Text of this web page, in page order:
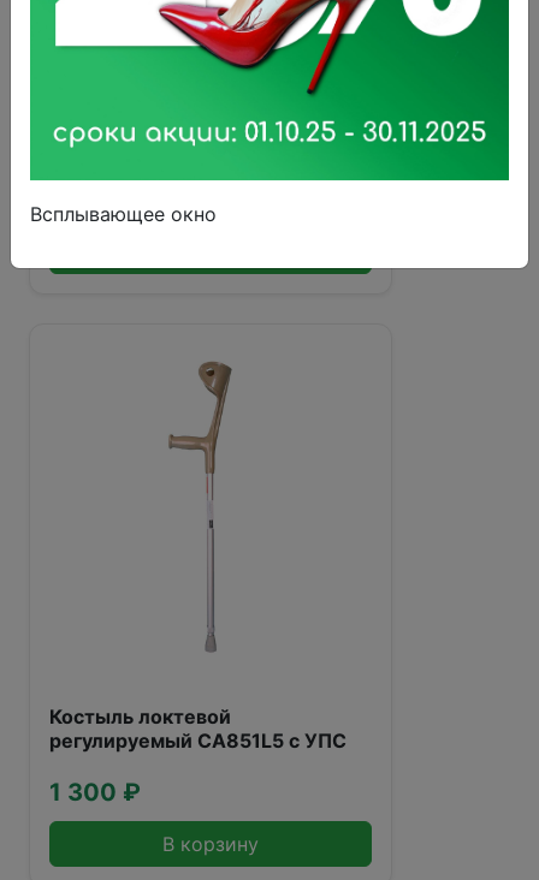
Прокладки при недержании Seni
леди нормал №15
Костыль локтевой
регулируемый CA851L5 с УПС
1 300 ₽
В корзину
Всплывающее окно